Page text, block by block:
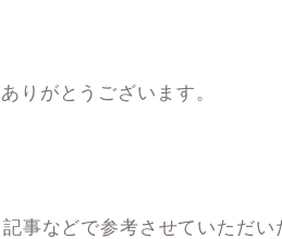
りがとうございます。
事などで参考させていただい